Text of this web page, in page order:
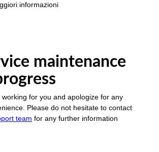
informazioni
maintenance
working for you and apologize for any
Please do not hesitate to contact
team for any further information